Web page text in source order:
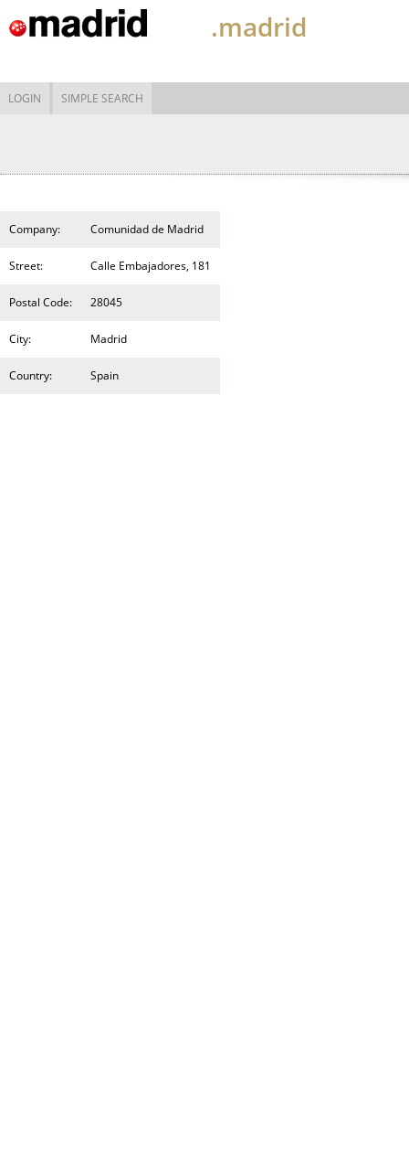
.madrid
LOGIN SIMPLE SEARCH
Company: Comunidad de Madrid
Street: Calle Embajadores, 181
Postal Code: 28045
City: Madrid
Country: Spain